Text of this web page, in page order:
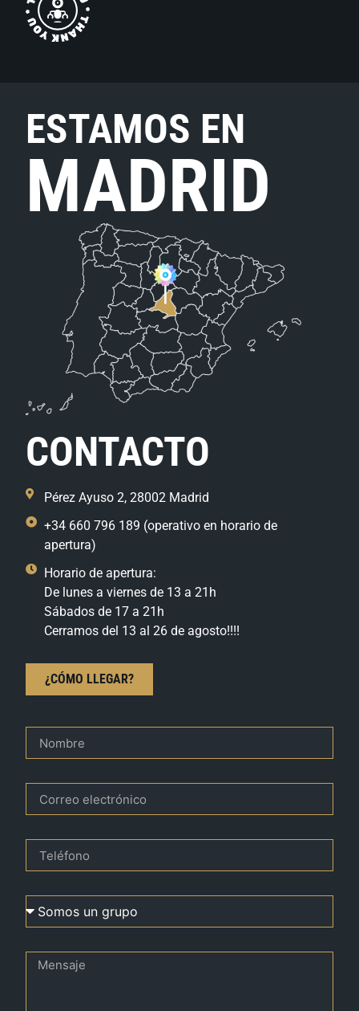
ESTAMOS EN
MADRID
CONTACTO
Pérez Ayuso 2, 28002 Madrid
+34 660 796 189 (operativo en horario de
apertura)
Horario de apertura:
De lunes a viernes de 13 a 21h
Sábados de 17 a 21h
Cerramos del 13 al 26 de agosto!!!!
¿CÓMO LLEGAR?